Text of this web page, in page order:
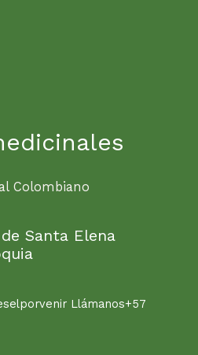
Colombiano
Santa Elena
Llámanos+57